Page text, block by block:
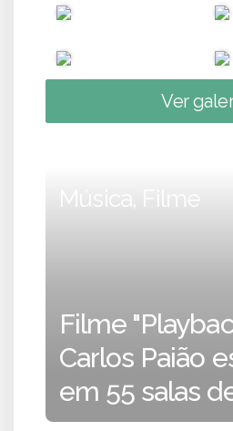
Ver
Música, Filme
Filme
Carlos Paião
em 55 salas